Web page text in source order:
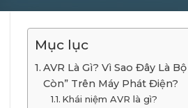
Mục lục
AVR Là Gì? Vì Sao Đây Là
Còn” Trên Máy Phát Điện?
Khái niệm AVR là gì?